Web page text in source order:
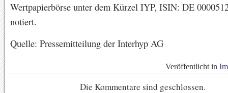
Wertpapierbörse unter dem Kürzel IYP, ISIN: DE
notiert.
Quelle: Pressemitteilung der Interhyp AG
Veröffentlicht in
Die Kommentare sind geschlossen.